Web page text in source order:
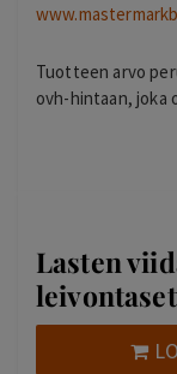
Tuotteen arvo
ovh-hintaan, joka
Lasten